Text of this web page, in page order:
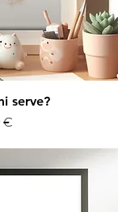
serve?
€